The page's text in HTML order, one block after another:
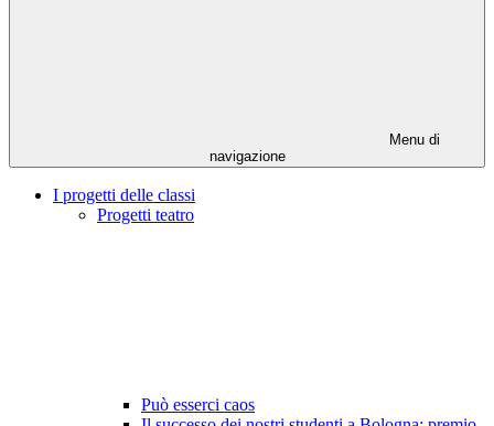
Menu di
navigazione
I progetti delle classi
Progetti teatro
Può esserci caos